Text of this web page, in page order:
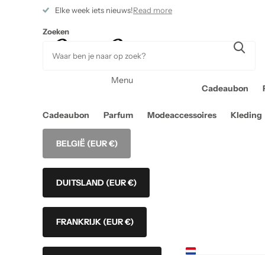
Elke week iets nieuws!Read more
Zoeken
Menu
Cadeaubon
Cadeaubon Parfum Modeaccessoires Kleding
BELGIË (EUR €)
DUITSLAND (EUR €)
FRANKRIJK (EUR €)